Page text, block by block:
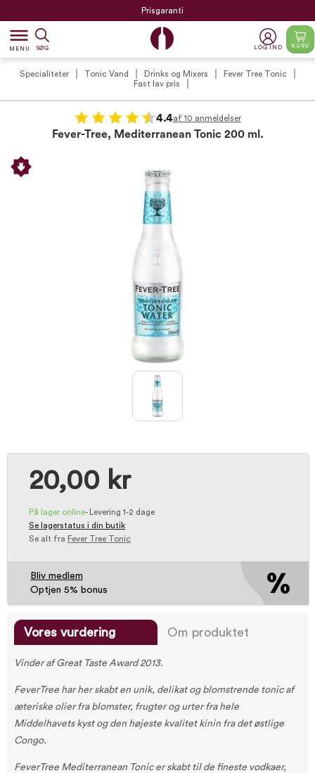
Prisgaranti
dehaze
MENU SØG LOG IND KURV
Specialiteter Tonic Vand Drinks og Mixers
Fever Tree Tonic
Fast lav pris
4.4af 10 anmeldelser
Fever-Tree, Mediterranean Tonic 200 ml.
20,00 kr
På lager online-
Levering 1-2 dage
Se lagerstatus i din butik
Se alt fra Fever Tree Tonic
Bliv medlem
Optjen 5% bonus
Vores vurdering Om produktet
Vinder af Great Taste Award 2013.
FeverTree har her skabt en unik, delikat og blomstrende tonic af
æteriske olier fra blomster, frugter og urter fra hele
Middelhavets kyst og den højeste kvalitet kinin fra det østlige
Congo.
FeverTree Mediterranean Tonic er skabt til de fineste vodkaer,